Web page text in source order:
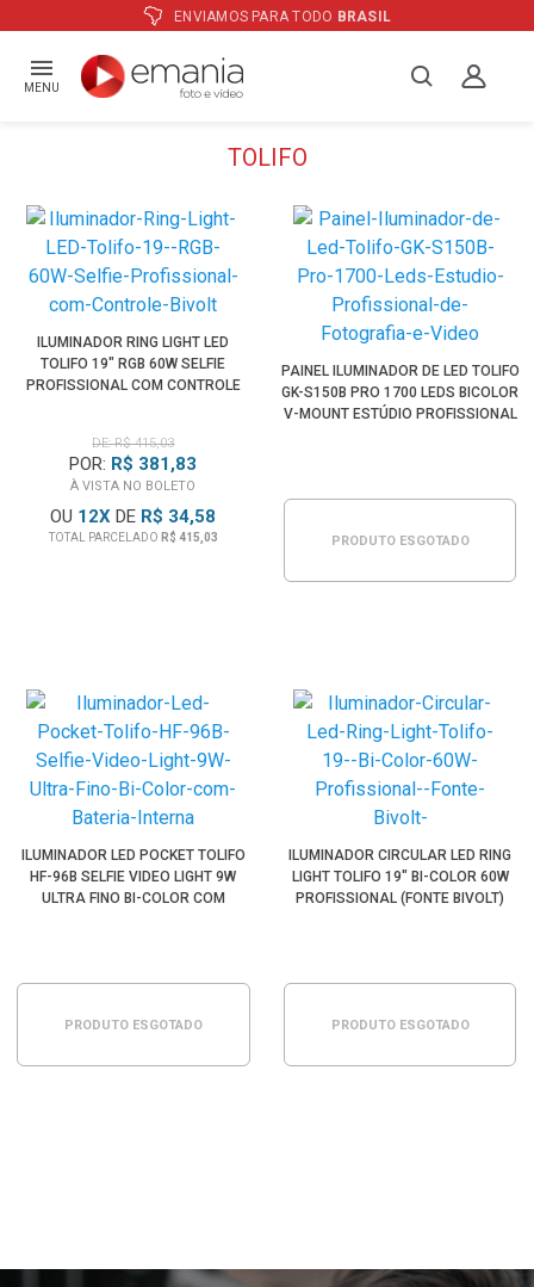
ENVIAMOS PARA TODO BRASIL
MENU
TOLIFO
ILUMINADOR RING LIGHT LED
TOLIFO 19" RGB 60W SELFIE
PROFISSIONAL COM CONTROLE
DE: R$ 415,03
POR: R$ 381,83
À VISTA NO BOLETO
OU 12X DE R$ 34,58
TOTAL PARCELADO R$ 415,03
PAINEL ILUMINADOR DE LED TOLIFO
GK-S150B PRO 1700 LEDS BICOLOR
V-MOUNT ESTÚDIO PROFISSIONAL
PRODUTO ESGOTADO
ILUMINADOR LED POCKET TOLIFO
HF-96B SELFIE VIDEO LIGHT 9W
ULTRA FINO BI-COLOR COM
PRODUTO ESGOTADO
ILUMINADOR CIRCULAR LED RING
LIGHT TOLIFO 19" BI-COLOR 60W
PROFISSIONAL (FONTE BIVOLT)
PRODUTO ESGOTADO